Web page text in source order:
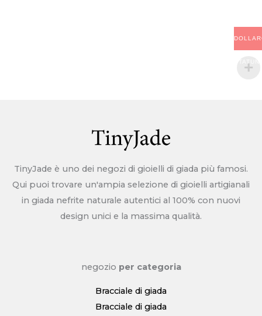
TinyJade è uno dei negozi di gioielli di giada più famosi.
Qui puoi trovare un'ampia selezione di gioielli artigianali
in giada nefrite naturale autentici al 100% con nuovi
design unici e la massima qualità.
negozio per categoria
Bracciale di giada
Bracciale di giada